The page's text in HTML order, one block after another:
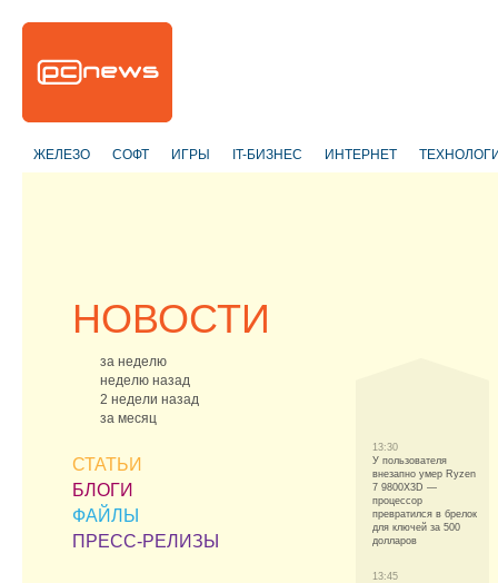
ЖЕЛЕЗО СОФТ ИГРЫ IT-БИЗНЕС ИНТЕРНЕТ
НОВОСТИ
за неделю
неделю назад
2 недели назад
за месяц
СТАТЬИ
БЛОГИ
ФАЙЛЫ
ПРЕСС-РЕЛИЗЫ
13:30
У пользователя
внезапно умер Ryzen
7 9800X3D —
процессор
превратился в брелок
для ключей за 500
долларов
13:45